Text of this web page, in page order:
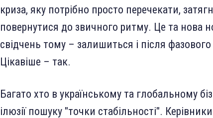
криза, яку потрібно просто перечекати,
повернутися до звичного ритму. Це та нова
свідчень тому – залишиться і після
Цікавіше – так.
Багато хто в українському та глобальному
ілюзії пошуку "точки стабільності".